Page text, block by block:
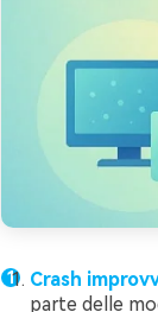
Crash
parte delle